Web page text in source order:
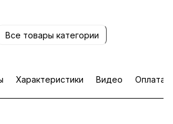
Все товары категории
Характеристики Видео Оплата